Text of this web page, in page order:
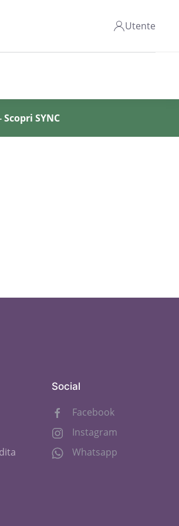
Utente
Scopri SYNC
Social
Facebook
Instagram
Whatsapp